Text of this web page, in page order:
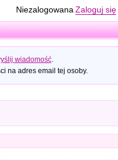
Niezalogowana Zaloguj się
wiadomość.
na adres email tej osoby.